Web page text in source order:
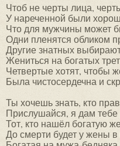
Чтоб не черты лица,
У нареченной были
Что для мужчины может
Одни пленятся обликом
Другие знатных
Жениться на богатых
Четвертые хотят, чтобы
Была чистосердечна и
Ты хочешь знать, кто
Прислушайся, я дам тебе
Тот, кто нашёл богатую
До смерти будет у жены в